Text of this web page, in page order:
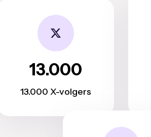
13.000
13.000 X-volgers